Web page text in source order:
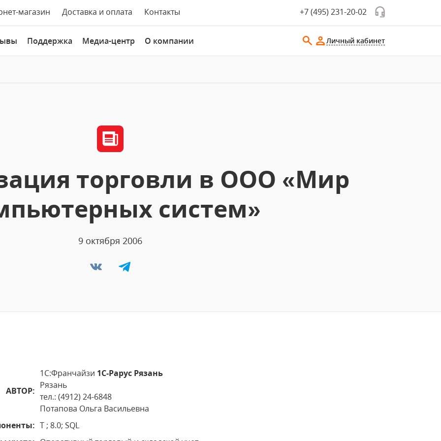
магазин Доставка и оплата Контакты +7 (495) 231-20-02
Поддержка Медиа-центр О компании Личный кабинет
торговли в ООО «Мир
систем»
9 октября 2006
АВТОР:
1С:Франчайзи 1С-Рарус Рязань
Рязань
тел.: (4912) 24-6848
Потапова Ольга Васильевна
Т ; 8.0; SQL